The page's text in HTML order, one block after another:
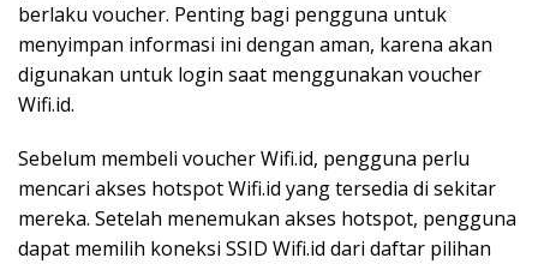
berlaku voucher. Penting bagi pengguna untuk
menyimpan informasi ini dengan aman, karena akan
digunakan untuk login saat menggunakan voucher
Wifi.id.
Sebelum membeli voucher Wifi.id, pengguna perlu
mencari akses hotspot Wifi.id yang tersedia di sekitar
mereka. Setelah menemukan akses hotspot, pengguna
dapat memilih koneksi SSID Wifi.id dari daftar pilihan